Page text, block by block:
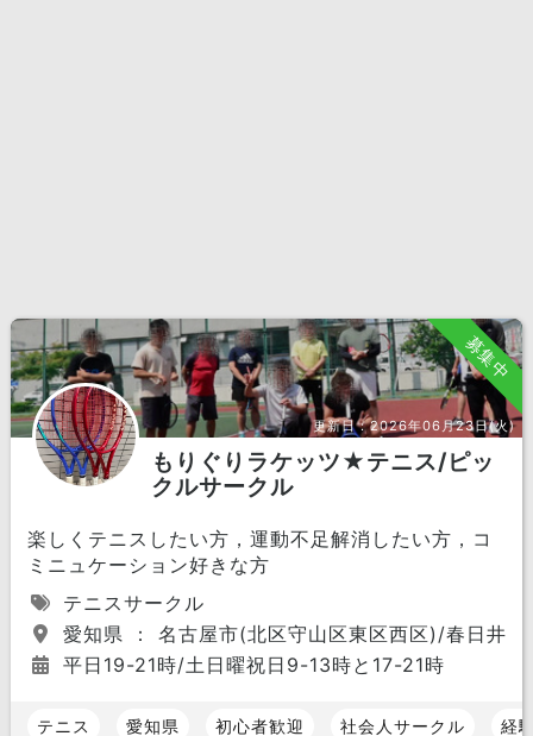
募集中
更新日：2026年06月23日(火)
もりぐりラケッツ★テニス/ピッ
クルサークル
楽しくテニスしたい方，運動不足解消したい方，コ
ミニュケーション好きな方
テニスサークル
愛知県 ： 名古屋市(北区守山区東区西区)/春日井
平日19-21時/土日曜祝日9-13時と17-21時
テニス 愛知県 初心者歓迎 社会人サークル 経